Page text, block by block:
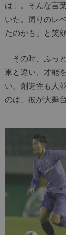
は」。そんな言
いた。周りのレ
たのかも」と笑
その時、ふっ
東と違い、才能
い。創造性も人
のは、彼が大舞